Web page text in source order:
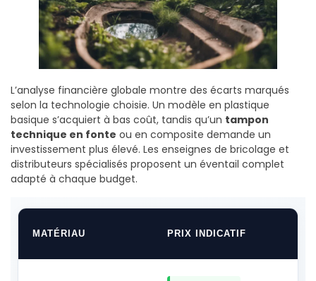
L’analyse financière globale montre des écarts marqués
selon la technologie choisie. Un modèle en plastique
basique s’acquiert à bas coût, tandis qu’un tampon
technique en fonte ou en composite demande un
investissement plus élevé. Les enseignes de bricolage et
distributeurs spécialisés proposent un éventail complet
adapté à chaque budget.
MATÉRIAU PRIX INDICATIF